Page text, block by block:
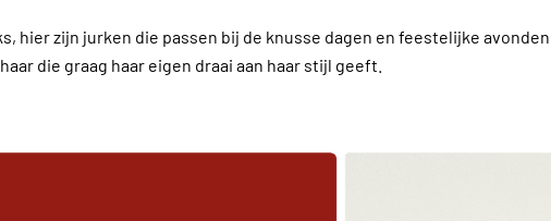
zijn jurken die passen bij de knusse dagen en feestelijke
die graag haar eigen draai aan haar stijl geeft.